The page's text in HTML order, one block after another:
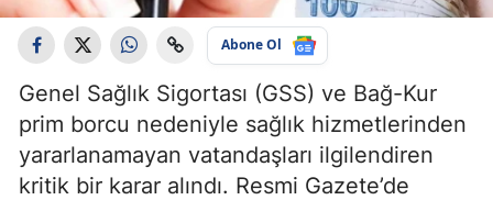
Abone Ol
Genel Sağlık Sigortası (GSS) ve Bağ-Kur
prim borcu nedeniyle sağlık hizmetlerinden
yararlanamayan vatandaşları ilgilendiren
kritik bir karar alındı. Resmi Gazete’de